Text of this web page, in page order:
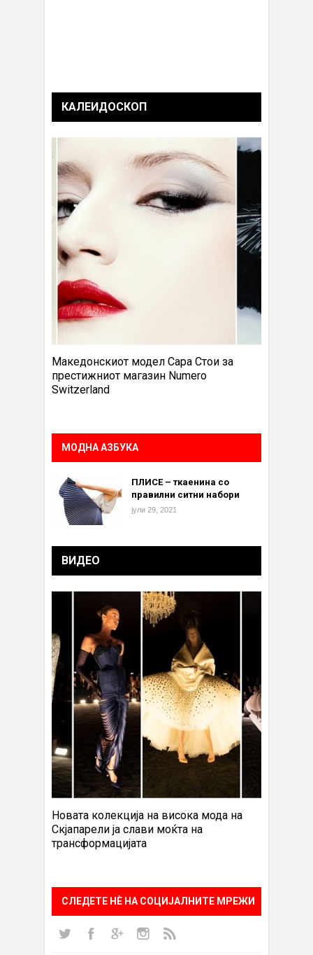
КАЛЕИДОСКОП
Македонскиот модел Сара Стои за
престижниот магазин Numero
Switzerland
МОДНА АЗБУКА
ПЛИСЕ – ткаенина со
правилни ситни набори
јули 29, 2021
ВИДЕО
Новата колекција на висока мода на
Скјапарели ја слави моќта на
трансформацијата
СЛЕДЕТЕ НÈ НА СОЦИЈАЛНИТЕ МРЕЖИ